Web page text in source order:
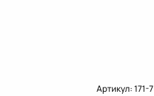
Артикул:171-7